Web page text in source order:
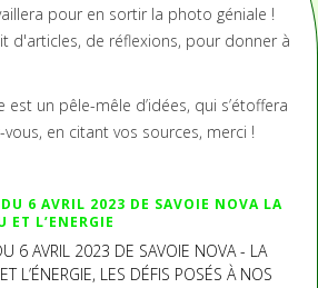
pour en sortir la photo géniale !
d'articles, de réflexions, pour donner à
un pêle-mêle d’idées, qui s’étoffera
en citant vos sources, merci !
6 AVRIL 2023 DE SAVOIE NOVA LA
ET L’ENERGIE
6 AVRIL 2023 DE SAVOIE NOVA - LA
L’ÉNERGIE, LES DÉFIS POSÉS À NOS